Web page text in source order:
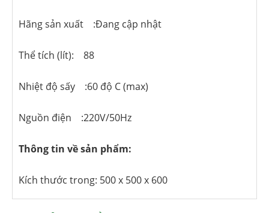
Hãng sản xuất :Đang cập nhật
Thể tích (lít): 88
Nhiệt độ sấy :60 độ C (max)
Nguồn điện :220V/50Hz
Thông tin về sản phẩm:
Kích thước trong: 500 x 500 x 600